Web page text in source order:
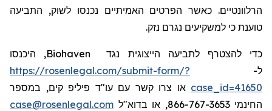
הרלוונטיים. כאשר הפרטים האמיתיים נכנסו לשוק, התביעה
טוענת כי למשקיעים נגרם נזק.
כדי להצטרף לתביעה הייצוגית נגד Biohaven, היכנסו
ל- https://rosenlegal.com/submit-form/?
case_id=41650 או צרו קשר עם עו"ד פיליפ קים, במספר
החינמי 866-767-3653, או בדוא"ל
case@rosenlegal.com